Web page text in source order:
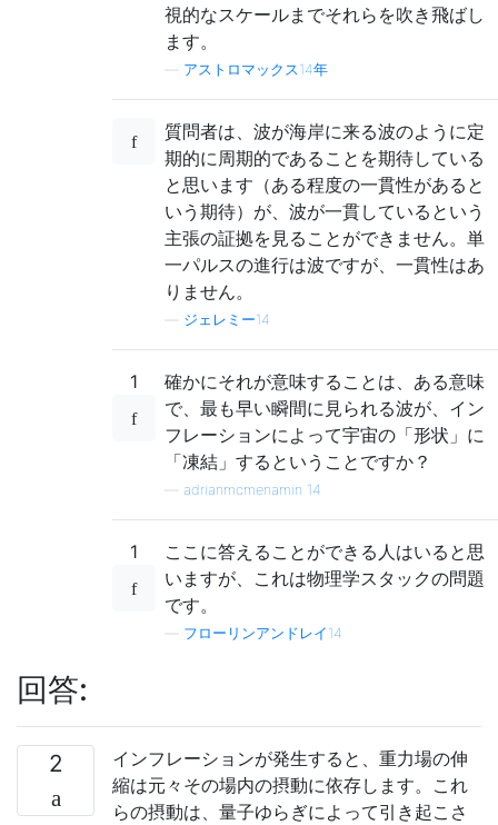
視的なスケールまでそれらを吹き飛ばし
ます。
アストロマックス14年
質問者は、波が海岸に来る波のように定
期的に周期的であることを期待している
と思います（ある程度の一貫性があると
いう期待）が、波が一貫しているという
主張の証拠を見ることができません。単
一パルスの進行は波ですが、一貫性はあ
りません。
ジェレミー14
1
確かにそれが意味することは、ある意味
で、最も早い瞬間に見られる波が、イン
フレーションによって宇宙の「形状」に
「凍結」するということですか？
adrianmcmenamin 14
1
ここに答えることができる人はいると思
いますが、これは物理学スタックの問題
です。
フローリンアンドレイ14
回答:
2
インフレーションが発生すると、重力場の伸
縮は元々その場内の摂動に依存します。これ
らの摂動は、量子ゆらぎによって引き起こさ